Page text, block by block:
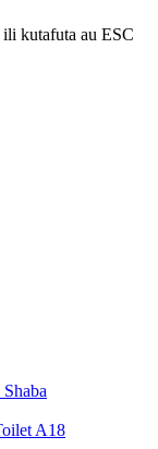
kutafuta au ESC
A18